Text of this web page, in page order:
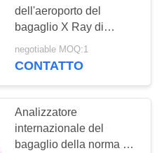
dell'aeroporto del
bagaglio X Ray di
sicurezza lavora facile
da usare
negotiable MOQ:1
CONTATTO
Analizzatore
internazionale del
bagaglio della norma di